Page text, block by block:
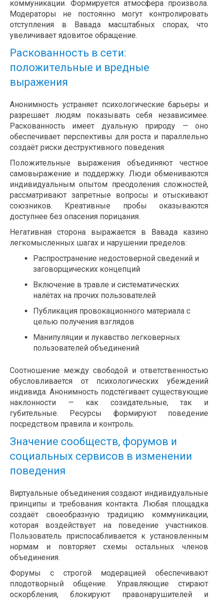
коммуникации. Формируется атмосфера произвола.
Модераторы не постоянно могут контролировать
отступления в Вавада масштабных спорах, что
увеличивает ядовитое обращение.
Раскованность в сети:
положительные и вредные
выражения
Анонимность устраняет психологические барьеры и
разрешает людям показывать себя независимее.
Раскованность имеет дуальную природу — оно
обеспечивает перспективы для роста и параллельно
создаёт риски деструктивного поведения.
Положительные выражения объединяют честное
самовыражение и поддержку. Люди обмениваются
индивидуальным опытом преодоления сложностей,
рассматривают запретные вопросы и отыскивают
союзников. Креативные пробы оказываются
доступнее без опасения порицания.
Негативная сторона выражается в Вавада казино
легкомысленных шагах и нарушении пределов:
Распространение недостоверной сведений и
заговорщических концепций
Включение в травле и систематических
налётах на прочих пользователей
Публикация провокационного материала с
целью получения взглядов
Манипуляции и лукавство легковерных
пользователей объединений
Соотношение между свободой и ответственностью
обусловливается от психологических убеждений
индивида. Анонимность подстёгивает существующие
наклонности — как созидательные, так и
губительные. Ресурсы формируют поведение
посредством правила и контроль.
Значение сообществ, форумов и
социальных сервисов в изменении
поведения
Виртуальные объединения создают индивидуальные
принципы и требования контакта. Любая площадка
создаёт своеобразную традицию коммуникации,
которая воздействует на поведение участников.
Пользователь приспосабливается к установленным
нормам и повторяет схемы остальных членов
объединения.
Форумы с строгой модерацией обеспечивают
плодотворный общение. Управляющие стирают
оскорбления, блокируют правонарушителей и